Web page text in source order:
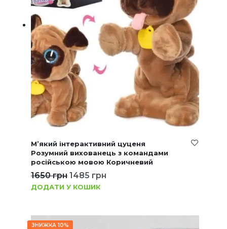
М’який інтерактивний цуценя
Розумний вихованець з командами
російською мовою Коричневий
1650грн 1485 грн
ДОДАТИ У КОШИК
ЗНИЖКА 10%